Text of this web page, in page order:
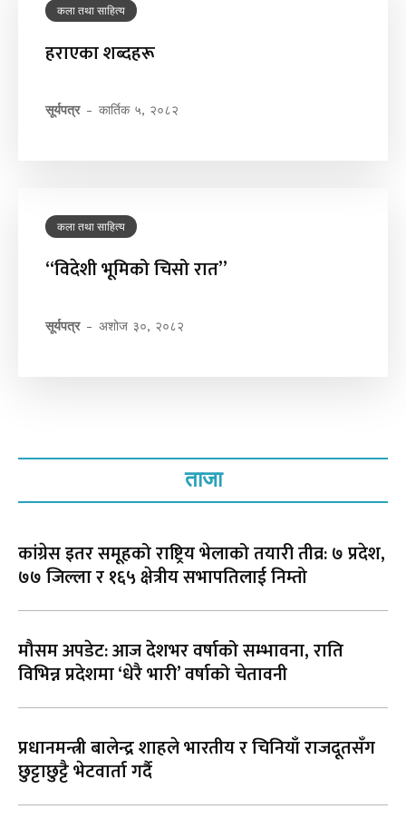
कला तथा साहित्य
हराएका शब्दहरू
सूर्यपत्र - कार्तिक ५, २०८२
कला तथा साहित्य
“विदेशी भूमिको चिसो रात”
सूर्यपत्र - अशोज ३०, २०८२
ताजा
कांग्रेस इतर समूहको राष्ट्रिय भेलाको तयारी तीव्र: ७ प्रदेश,
७७ जिल्ला र १६५ क्षेत्रीय सभापतिलाई निम्तो
मौसम अपडेट: आज देशभर वर्षाको सम्भावना, राति
विभिन्न प्रदेशमा ‘धेरै भारी’ वर्षाको चेतावनी
प्रधानमन्त्री बालेन्द्र शाहले भारतीय र चिनियाँ राजदूतसँग
छुट्टाछुट्टै भेटवार्ता गर्दै